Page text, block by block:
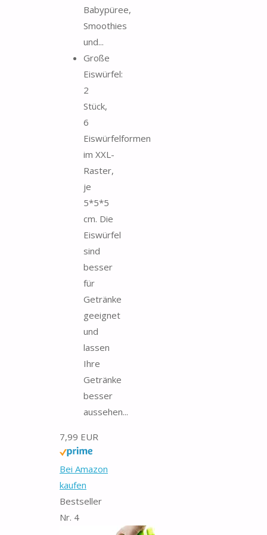
Babypüree,
Smoothies
und...
Große
Eiswürfel:
2
Stück,
6
Eiswürfelformen
im XXL-
Raster,
je
5*5*5
cm. Die
Eiswürfel
sind
besser
für
Getränke
geeignet
und
lassen
Ihre
Getränke
besser
aussehen...
7,99 EUR
Bei Amazon
kaufen
Bestseller
Nr. 4